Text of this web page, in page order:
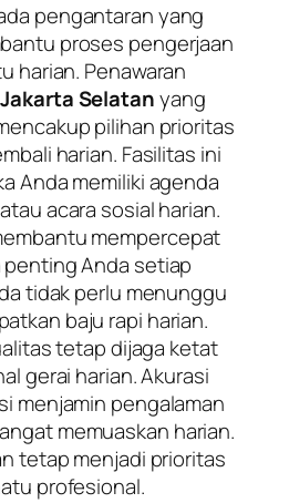
pengantaran yang
proses pengerjaan
harian. Penawaran
Selatanyang
pilihan prioritas
harian. Fasilitas ini
Anda memiliki agenda
acara sosial harian.
mempercepat
Anda setiap
tidak perlu menunggu
baju rapi harian.
tetap dijaga ketat
gerai harian. Akurasi
menjamin pengalaman
memuaskan harian.
tetap menjadi prioritas
profesional.